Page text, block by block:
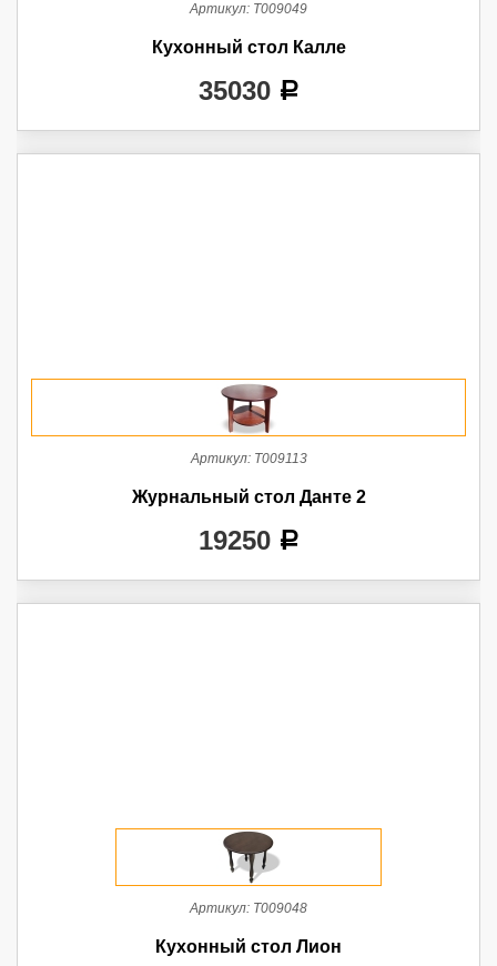
Артикул: Т009049
Кухонный стол Калле
35030 a
Артикул: Т009113
Журнальный стол Данте 2
19250 a
Артикул: Т009048
Кухонный стол Лион